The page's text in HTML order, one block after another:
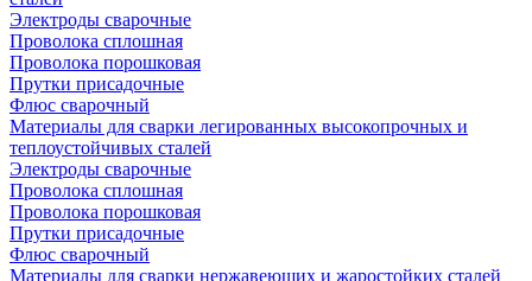
Электроды сварочные
Проволока сплошная
Проволока порошковая
Прутки присадочные
Флюс сварочный
Материалы для сварки легированных высокопрочных и
теплоустойчивых сталей
Электроды сварочные
Проволока сплошная
Проволока порошковая
Прутки присадочные
Флюс сварочный
Материалы для сварки нержавеющих и жаростойких сталей